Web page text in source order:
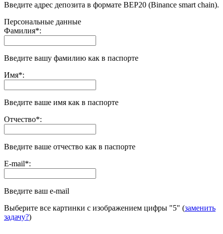
Введите адрес депозита в формате BEP20 (Binance smart chain).
Персональные данные
Фамилия*:
Введите вашу фамилию как в паспорте
Имя*:
Введите ваше имя как в паспорте
Отчество*:
Введите ваше отчество как в паспорте
E-mail*:
Введите ваш e-mail
Выберите все картинки с изображением цифры "5" (заменить
задачу?)